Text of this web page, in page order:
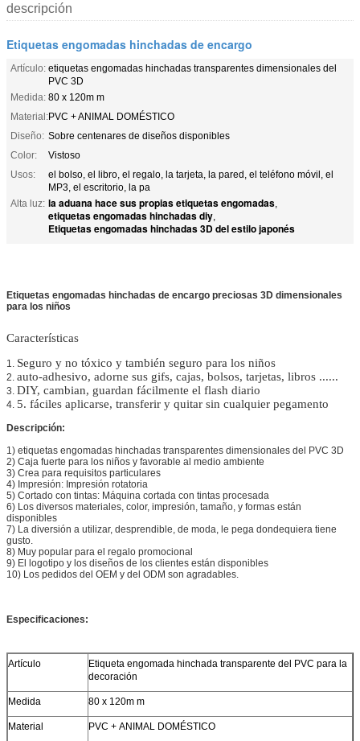
descripción
Etiquetas engomadas hinchadas de encargo
Artículo: etiquetas engomadas hinchadas transparentes dimensionales del
PVC 3D
Medida: 80 x 120m m
Material:PVC + ANIMAL DOMÉSTICO
Diseño: Sobre centenares de diseños disponibles
Color:
Vistoso
Usos:
el bolso, el libro, el regalo, la tarjeta, la pared, el teléfono móvil, el
MP3, el escritorio, la pa
Alta luz: la aduana hace sus propias etiquetas engomadas,
etiquetas engomadas hinchadas diy,
Etiquetas engomadas hinchadas 3D del estilo japonés
Etiquetas engomadas hinchadas de encargo preciosas 3D dimensionales
para los niños
Características
1. Seguro y no tóxico y también seguro para los niños
2. auto-adhesivo, adorne sus gifs, cajas, bolsos, tarjetas, libros ......
3. DIY, cambian, guardan fácilmente el flash diario
4. 5. fáciles aplicarse, transferir y quitar sin cualquier pegamento
Descripción:
1) etiquetas engomadas hinchadas transparentes dimensionales del PVC 3D
2) Caja fuerte para los niños y favorable al medio ambiente
3) Crea para requisitos particulares
4) Impresión: Impresión rotatoria
5) Cortado con tintas: Máquina cortada con tintas procesada
6) Los diversos materiales, color, impresión, tamaño, y formas están
disponibles
7) La diversión a utilizar, desprendible, de moda, le pega dondequiera tiene
gusto.
8) Muy popular para el regalo promocional
9) El logotipo y los diseños de los clientes están disponibles
10) Los pedidos del OEM y del ODM son agradables.
Especificaciones:
Artículo
Etiqueta engomada hinchada transparente del PVC para la
decoración
Medida 80 x 120m m
Material PVC + ANIMAL DOMÉSTICO